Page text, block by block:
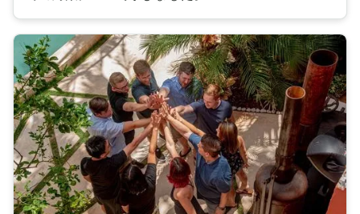
Absolute、G2 Top 50 Best Security Product 2023 に認定され